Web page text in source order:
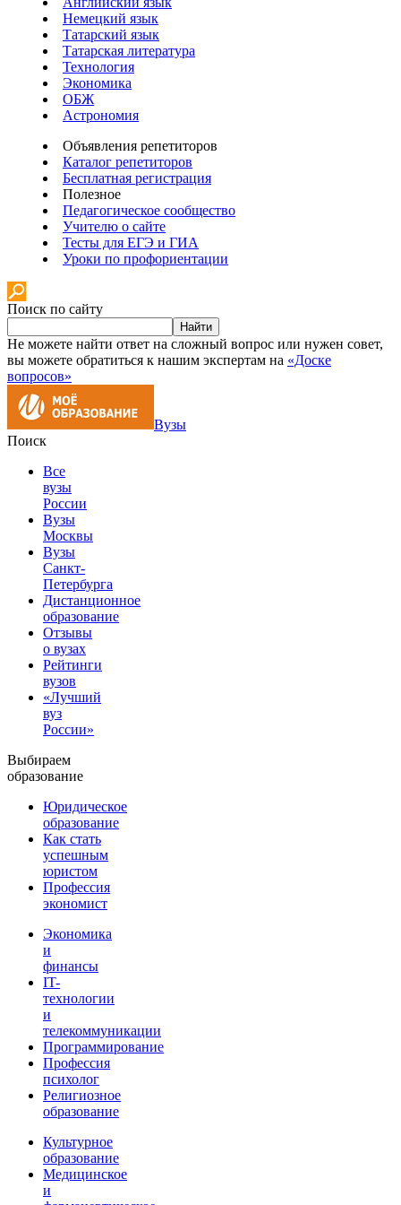
Немецкий язык
Татарский язык
Татарская литература
Технология
Экономика
ОБЖ
Астрономия
Объявления репетиторов
Каталог репетиторов
Бесплатная регистрация
Полезное
Педагогическое сообщество
Учителю о сайте
Тесты для ЕГЭ и ГИА
Уроки по профориентации
Поиск по сайту
Найти
Не можете найти ответ на сложный вопрос или нужен совет,
вы можете обратиться к нашим экспертам на «Доске
вопросов»
Вузы
Поиск
Все
вузы
России
Вузы
Москвы
Вузы
Санкт-
Петербурга
Дистанционное
образование
Отзывы
о вузах
Рейтинги
вузов
«Лучший
вуз
России»
Выбираем
образование
Юридическое
образование
Как стать
успешным
юристом
Профессия
экономист
Экономика
и
финансы
IT-
технологии
и
телекоммуникации
Программирование
Профессия
психолог
Религиозное
образование
Культурное
образование
Медицинское
и